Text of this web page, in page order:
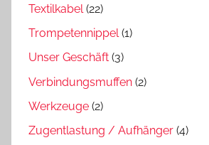
Textilkabel (22)
Trompetennippel(1)
Unser Geschäft (3)
Verbindungsmuffen (2)
Werkzeuge (2)
Zugentlastung / Aufhänger (4)